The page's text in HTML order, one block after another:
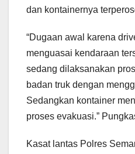
dan kontainernya
“Dugaan awal karena
menguasai kendaraan
sedang dilaksanakan
badan truk dengan
Sedangkan kontainer
proses evakuasi.”
Kasat lantas Polres